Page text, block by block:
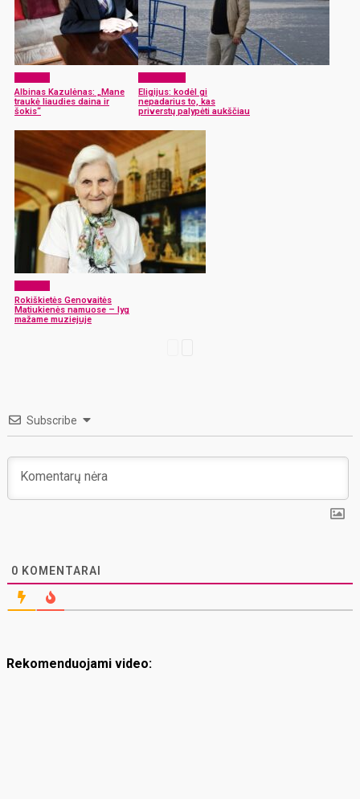
Albinas Kazulėnas: „Mane
traukė liaudies daina ir
šokis“
Eligijus: kodėl gi
nepadarius to, kas
priverstų palypėti aukščiau
Rokiškietės Genovaitės
Matiukienės namuose – lyg
mažame muziejuje
Subscribe
0 KOMENTARAI
Rekomenduojami video: